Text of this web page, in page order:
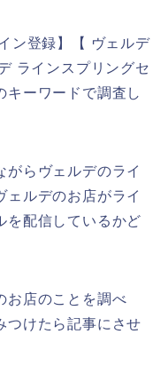
ン登録】【 ヴェルデ
ラインスプリングセ
キーワードで調査し
がらヴェルデのライ
ェルデのお店がライ
を配信しているかど
お店のことを調べ
つけたら記事にさせ